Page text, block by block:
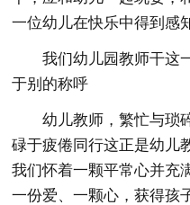
一位幼儿在快乐中得到感
我们幼儿园教师干这
于别的称呼
幼儿教师，繁忙与琐
碌于疲倦同行这正是幼儿
我们怀着一颗平常心并充
一份爱、一颗心，获得孩